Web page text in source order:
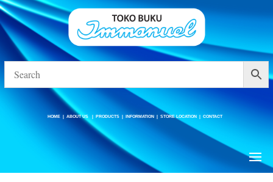
ABOUT US |STORE LOCATION
HOME |ABOUT US |PRODUCTS |INFORMATION |STORE LOCATION |CONTACT